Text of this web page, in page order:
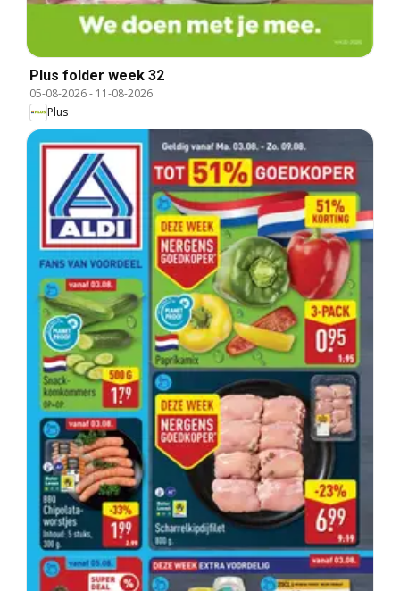
Plus folder week 32
05-08-2026- 11-08-2026
Plus